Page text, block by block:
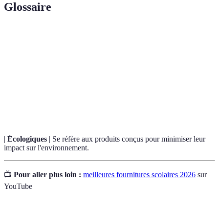
Glossaire
| Écologiques | Se réfère aux produits conçus pour minimiser leur
impact sur l'environnement.
📺 Pour aller plus loin : meilleures fournitures scolaires 2026 sur
YouTube